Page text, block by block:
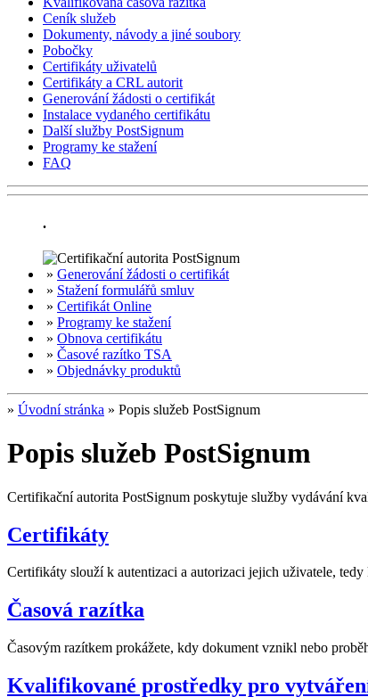
Ceník služeb
Dokumenty, návody a jiné soubory
Pobočky
Certifikáty uživatelů
Certifikáty a CRL autorit
Generování žádosti o certifikát
Instalace vydaného certifikátu
Další služby PostSignum
Programy ke stažení
FAQ
.
» Generování žádosti o certifikát
» Stažení formulářů smluv
» Certifikát Online
» Programy ke stažení
» Obnova certifikátu
» Časové razítko TSA
» Objednávky produktů
» Úvodní stránka » Popis služeb PostSignum
Popis služeb PostSignum
Certifikační autorita PostSignum poskytuje služby vydávání
Certifikáty
Certifikáty slouží k autentizaci a autorizaci jejich uživatele, tedy
Časová razítka
Časovým razítkem prokážete, kdy dokument vznikl nebo
Kvalifikované prostředky pro